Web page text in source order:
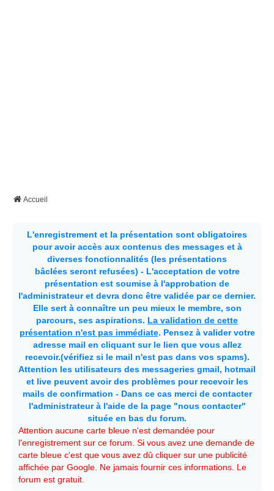
Accueil
L'enregistrement et la présentation sont obligatoires
pour avoir accès aux contenus des messages et à
diverses fonctionnalités (les présentations
bâclées seront refusées) - L'acceptation de votre
présentation est soumise à l'approbation de
l'administrateur et devra donc être validée par ce dernier.
Elle sert à connaître un peu mieux le membre, son
parcours, ses aspirations. La validation de cette
présentation n'est pas immédiate. Pensez à valider votre
adresse mail en cliquant sur le lien que vous allez
recevoir.(vérifiez si le mail n'est pas dans vos spams).
Attention les utilisateurs des messageries gmail, hotmail
et live peuvent avoir des problèmes pour recevoir les
mails de confirmation - Dans ce cas merci de contacter
l'administrateur à l'aide de la page "nous contacter"
située en bas du forum.
Attention aucune carte bleue n'est demandée pour
l'enregistrement sur ce forum. Si vous avez une demande de
carte bleue c'est que vous avez dû cliquer sur une publicité
affichée par Google. Ne jamais fournir ces informations. Le
forum est gratuit.